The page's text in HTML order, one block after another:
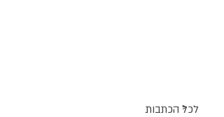
לכל הכתבות
>